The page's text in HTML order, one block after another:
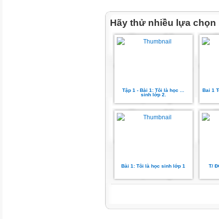
GIẢI
NGHĨ
A TỪ
rất nhanh
lớn bổng
níu
Hãy thử nhiều lựa chọn
Tập 1 - Bài 1: Tôi là học ...
sinh lớp 2.
Bai 1
Bài 1: Tôi là học sinh lớp 1 T/